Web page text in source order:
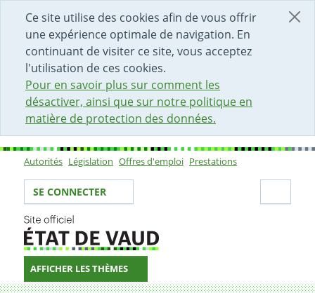
Ce site utilise des cookies afin de vous offrir
une expérience optimale de navigation. En
continuant de visiter ce site, vous acceptez
l'utilisation de ces cookies.
Pour en savoir plus sur comment les
désactiver, ainsi que sur notre politique en
matière de protection des données.
DÉBUT DU CONTENU DE LA PAGE
ACCÈS AU CHAMP DE RECHERCHE
PAGE D'ACCUEIL
FORMULAIRE DE CONTACT
Sous-navigation
Autorités Législation Offres d'emploi Prestations
Votre identité
SE CONNECTER
AFFICHER LES THÈMES